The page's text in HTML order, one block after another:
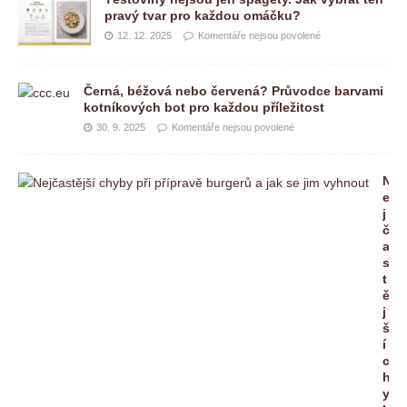
pravý tvar pro každou omáčku?
12. 12. 2025 Komentáře nejsou povolené
Černá, béžová nebo červená? Průvodce barvami
kotníkových bot pro každou příležitost
30. 9. 2025 Komentáře nejsou povolené
N
e
j
č
a
s
t
ě
j
š
í
c
h
y